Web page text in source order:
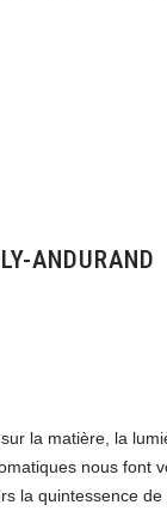
ANDURAND
la matière, la
nous font
la quintessence